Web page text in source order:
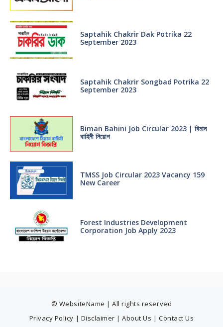
Saptahik Chakrir Dak Potrika 22
‍September 2023
Saptahik Chakrir Songbad Potrika 22
September 2023
Biman Bahini Job Circular 2023 | বিমান
বাহিনী নিয়োগ
TMSS Job Circular 2023 Vacancy 159
New Career
Forest Industries Development
Corporation Job Apply 2023
© WebsiteName | All rights reserved
Privacy Policy | Disclaimer |About Us |Contact Us